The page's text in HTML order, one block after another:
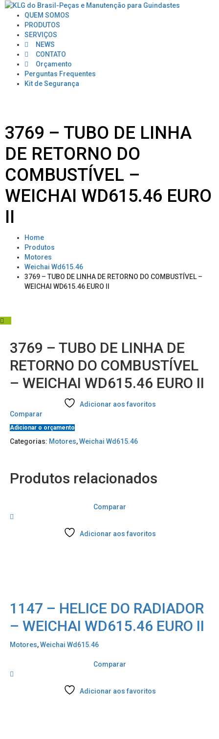
QUEM SOMOS
PRODUTOS
SERVIÇOS
NEWS
CONTATO
Orçamento
Perguntas Frequentes
Kit de Segurança
3769 – TUBO DE LINHA
DE RETORNO DO
COMBUSTÍVEL –
WEICHAI WD615.46 EURO
II
Home
Produtos
Motores
Weichai Wd615.46
3769 – TUBO DE LINHA DE RETORNO DO COMBUSTÍVEL –
WEICHAI WD615.46 EURO II
3769 – TUBO DE LINHA DE
RETORNO DO COMBUSTÍVEL
– WEICHAI WD615.46 EURO II
Adicionar aos favoritos
Comparar
Adicionar o orçamento
Categorias: Motores,Weichai Wd615.46
Produtos relacionados
Comparar
Adicionar aos favoritos
1147 – HELICE DO RADIADOR
– WEICHAI WD615.46 EURO II
Motores,Weichai Wd615.46
Comparar
Adicionar aos favoritos